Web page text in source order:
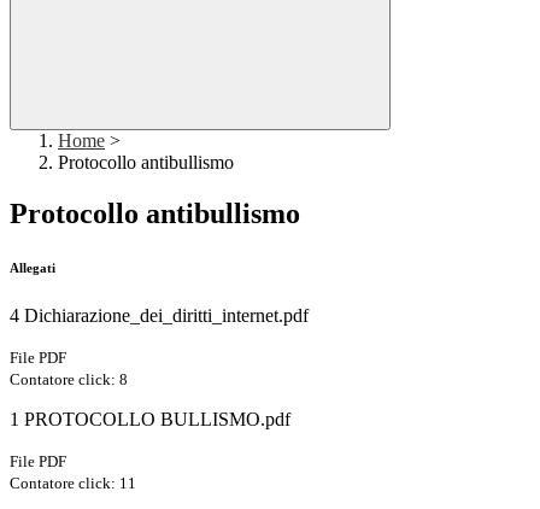
Home >
Protocollo antibullismo
Protocollo antibullismo
Allegati
4 Dichiarazione_dei_diritti_internet.pdf
File PDF
Contatore click: 8
1 PROTOCOLLO BULLISMO.pdf
File PDF
Contatore click: 11